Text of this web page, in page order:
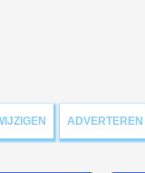
ADVERTEREN